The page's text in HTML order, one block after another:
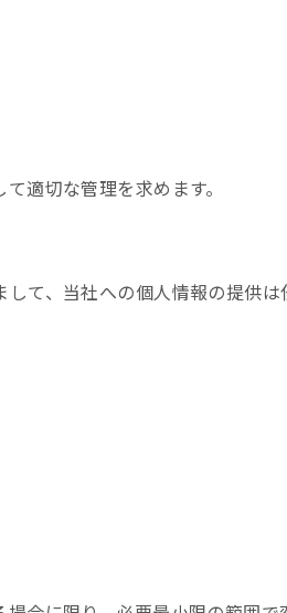
適切な管理を求めます。
て、当社への個人情報の提供は